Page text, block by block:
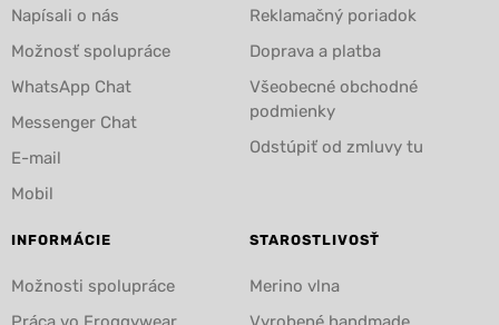
Napísali o nás
Možnosť spolupráce
WhatsApp Chat
Messenger Chat
E-mail
Mobil
Reklamačný poriadok
Doprava a platba
Všeobecné obchodné
podmienky
Odstúpiť od zmluvy tu
INFORMÁCIE
Možnosti spolupráce
STAROSTLIVOSŤ
Merino vlna